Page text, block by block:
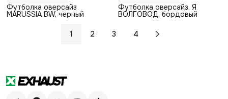
Футболка оверсайз
MARUSSIA BW, черный
Футболка оверсайз, Я
ВОЛГОВОД, бордовый
1 2 3 4